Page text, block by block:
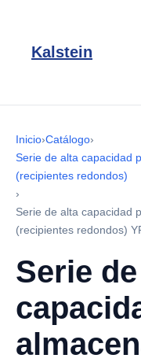
Kalstein
Inicio›Catálogo›
Serie de alta capacidad
(recipientes redondos)
›
Serie de alta capacidad
(recipientes redondos)
Serie